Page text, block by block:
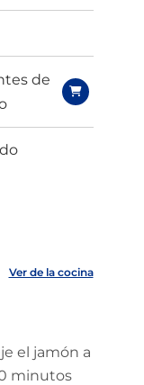
de
Ver de la cocina
el jamón a
minutos